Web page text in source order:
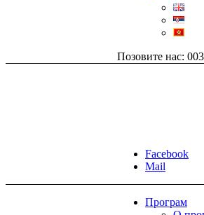
Позовите нас:
Facebook
Mail
Програм